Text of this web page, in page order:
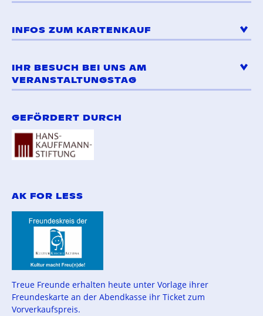
INFOS ZUM KARTENKAUF
IHR BESUCH BEI UNS AM
VERANSTALTUNGSTAG
GEFÖRDERT DURCH
AK FOR LESS
Treue Freunde erhalten heute unter Vorlage ihrer
Freundeskarte an der Abendkasse ihr Ticket zum
Vorverkaufspreis.